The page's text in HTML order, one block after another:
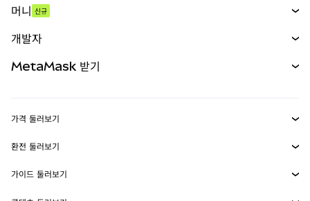
무기한 선물
실물자산
머니 신규
개발자
MetaMask Connect
Snaps
MetaMask 받기
보안
가격 둘러보기
이더리움 가격
솔라나 가격
환전 둘러보기
ETH를 USD로 환전
가이드 둘러보기